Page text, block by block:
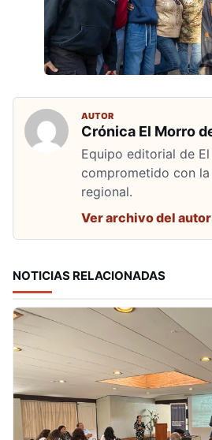
AUTOR
Crónica El Morro
Equipo editorial de
comprometido con
regional.
Ver archivo del autor
NOTICIAS RELACIONADAS